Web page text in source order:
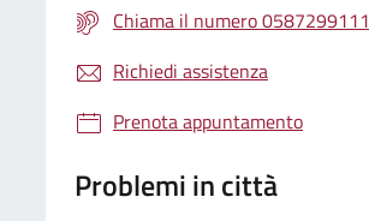
Chiama il numero 0587299111
Richiedi assistenza
Prenota appuntamento
Problemi in città